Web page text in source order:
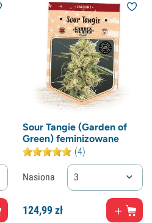
Sour Tangie (Garden of
Green) feminizowane
(4)
Nasiona 3
124,99zł